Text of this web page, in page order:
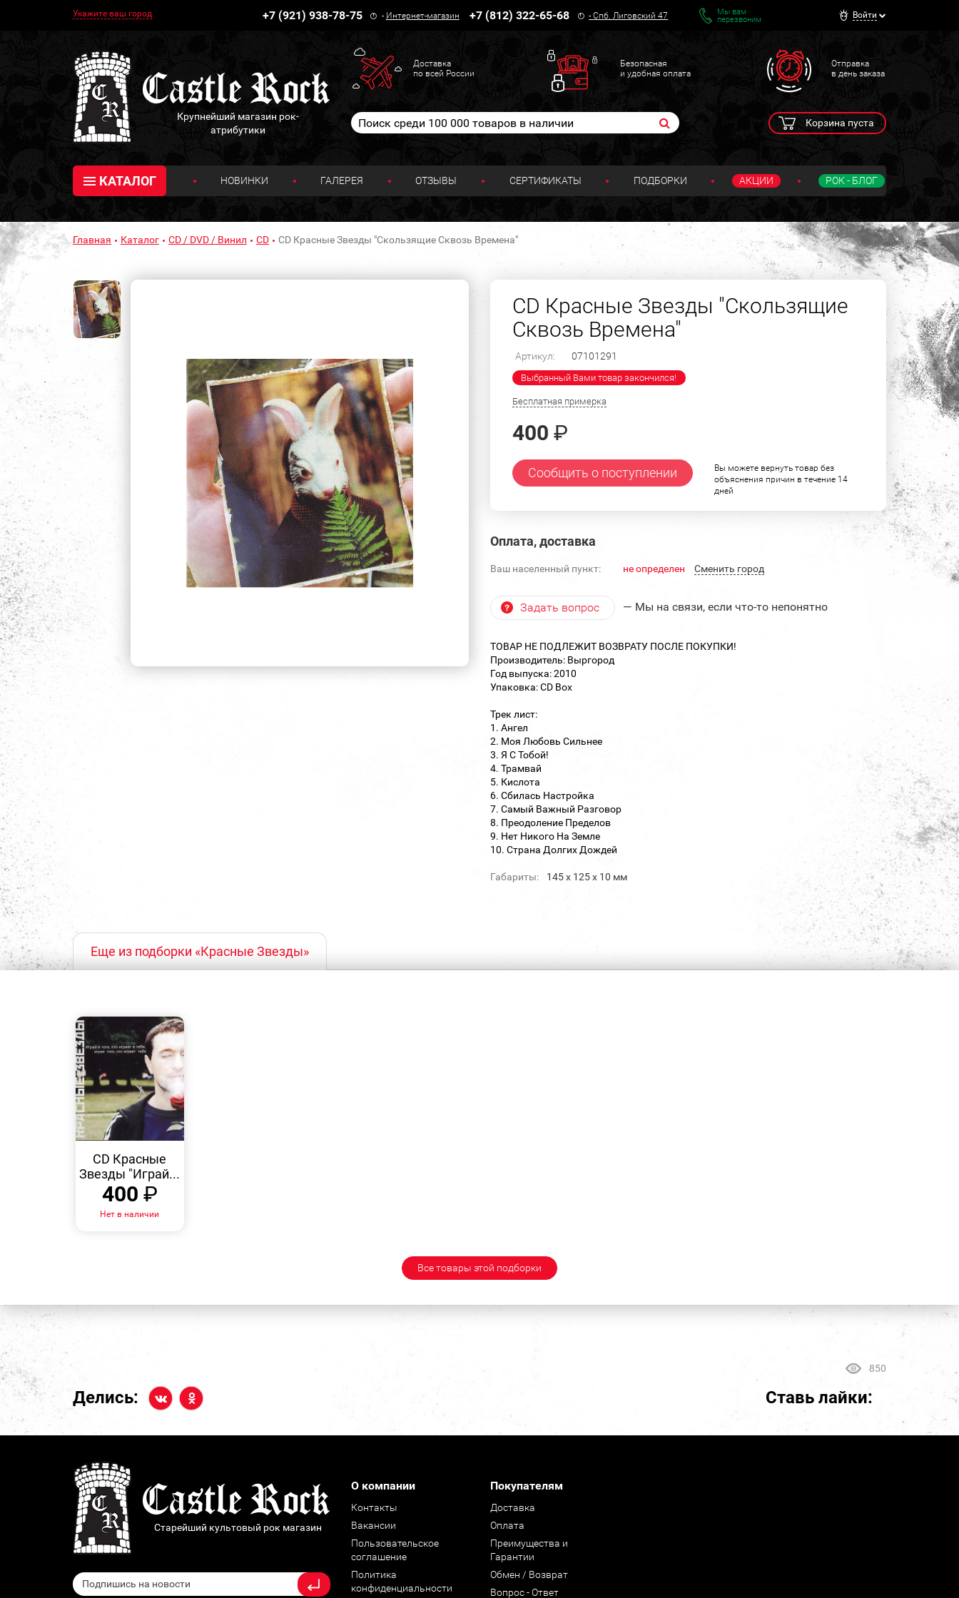
Укажите ваш город +7 (921) 938-78-75 - Интернет-магазин +7 (812) 322-65-68 -Спб. Лиговский 47
Мы вам
перезвоним
Войти
Крупнейший магазин рок-
атрибутики
Доставка
по всей России
Безопасная
и удобная оплата
Отправка
в день заказа
Корзина пуста
КАТАЛОГ НОВИНКИ ГАЛЕРЕЯ ОТЗЫВЫ СЕРТИФИКАТЫ ПОДБОРКИ АКЦИИ РОК - БЛОГ
Главная Каталог CD / DVD / Винил CD CD Красные Звезды "Скользящие Сквозь Времена"
CD Красные Звезды "Скользящие
Сквозь Времена"
Артикул: 07101291
Выбранный Вами товар закончился!
Бесплатная примерка
400 ₽
Сообщить о поступлении
Вы можете вернуть товар без
объяснения причин в течение 14
дней
Оплата, доставка
Ваш населенный пункт: не определен Cменить город
Задать вопрос — Мы на связи, если что-то непонятно
ТОВАР НЕ ПОДЛЕЖИТ ВОЗВРАТУ ПОСЛЕ ПОКУПКИ!
Производитель: Выргород
Год выпуска: 2010
Упаковка: CD Box
Трек лист:
1. Ангел
2. Моя Любовь Сильнее
3. Я С Тобой!
4. Трамвай
5. Кислота
6. Сбилась Настройка
7. Самый Важный Разговор
8. Преодоление Пределов
9. Нет Никого На Земле
10. Страна Долгих Дождей
Габариты: 145 х 125 х 10 мм
Еще из подборки «Красные Звезды»
ПРОСМОТР
CD Красные
Звезды "Играй...
400 ₽
Нет в наличии
Все товары этой подборки
850
Делись: Ставь лайки:
Старейший культовый рок магазин
О компании
Контакты
Вакансии
Пользовательское
соглашение
Политика
конфиденциальности
Покупателям
Доставка
Оплата
Преимущества и
Гарантии
Обмен / Возврат
Вопрос - Ответ